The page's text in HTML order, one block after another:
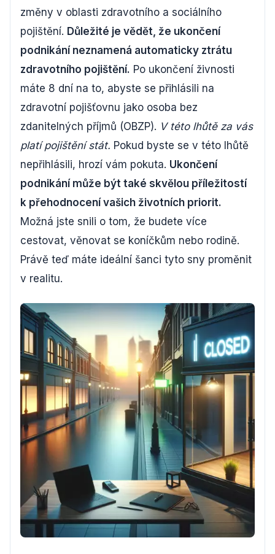
změny v oblasti zdravotního a sociálního
pojištění. Důležité je vědět, že ukončení
podnikání neznamená automaticky ztrátu
zdravotního pojištění. Po ukončení živnosti
máte 8 dní na to, abyste se přihlásili na
zdravotní pojišťovnu jako osoba bez
zdanitelných příjmů (OBZP). V této lhůtě za vás
platí pojištění stát. Pokud byste se v této lhůtě
nepřihlásili, hrozí vám pokuta. Ukončení
podnikání může být také skvělou příležitostí
k přehodnocení vašich životních priorit.
Možná jste snili o tom, že budete více
cestovat, věnovat se koníčkům nebo rodině.
Právě teď máte ideální šanci tyto sny proměnit
v realitu.